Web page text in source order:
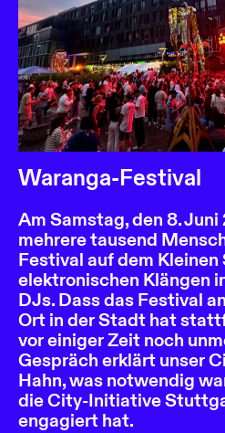
Waranga-Festival
Am Samstag, den 8.
mehrere tausend
Festival auf dem
elektronischen Klängen
DJs. Dass das Festival
Ort in der Stadt hat
vor einiger Zeit noch
Gespräch erklärt unser
Hahn, was notwendig
die City-Initiative
engagiert hat.